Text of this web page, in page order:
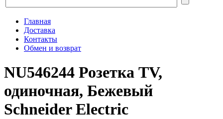
Главная
Доставка
Контакты
Обмен и возврат
NU546244 Розетка TV,
одиночная, Бежевый
Schneider Electric